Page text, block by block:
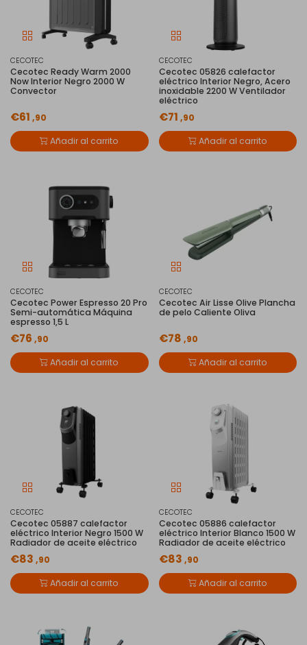
CECOTEC
Cecotec Ready Warm 2000
Now Interior Negro 2000 W
Convector
€61 ,90
Añadir al carrito
CECOTEC
Cecotec 05826 calefactor
eléctrico Interior Negro, Acero
inoxidable 2200 W Ventilador
eléctrico
€71 ,90
Añadir al carrito
CECOTEC
Cecotec Power Espresso 20 Pro
Semi-automática Máquina
espresso 1,5 L
€76 ,90
Añadir al carrito
CECOTEC
Cecotec Air Lisse Olive Plancha
de pelo Caliente Oliva
€78 ,90
Añadir al carrito
CECOTEC
Cecotec 05887 calefactor
eléctrico Interior Negro 1500 W
Radiador de aceite eléctrico
€83 ,90
Añadir al carrito
CECOTEC
Cecotec 05886 calefactor
eléctrico Interior Blanco 1500 W
Radiador de aceite eléctrico
€83 ,90
Añadir al carrito